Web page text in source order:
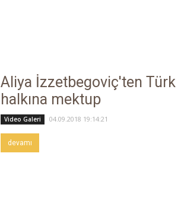
Aliya İzzetbegoviç'ten Türk
halkına mektup
Video Galeri 04.09.2018 19:14:21
devamı